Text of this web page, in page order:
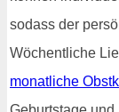
sodass der
Wöchentliche
monatliche